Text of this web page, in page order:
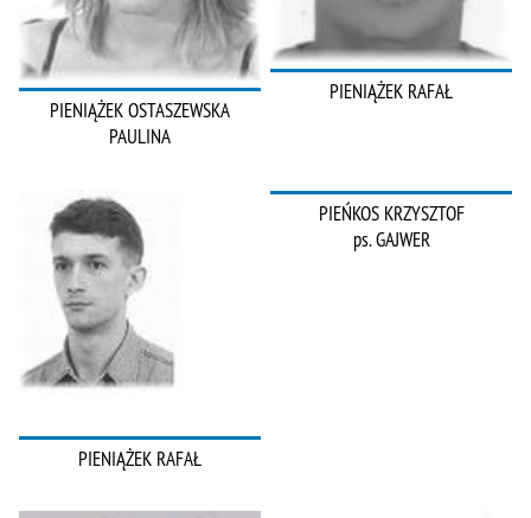
PIENIĄŻEK OSTASZEWSKA
PAULINA
PIENIĄŻEK RAFAŁ
PIENIĄŻEK RAFAŁ
PIEŃKOS KRZYSZTOF
ps. GAJWER